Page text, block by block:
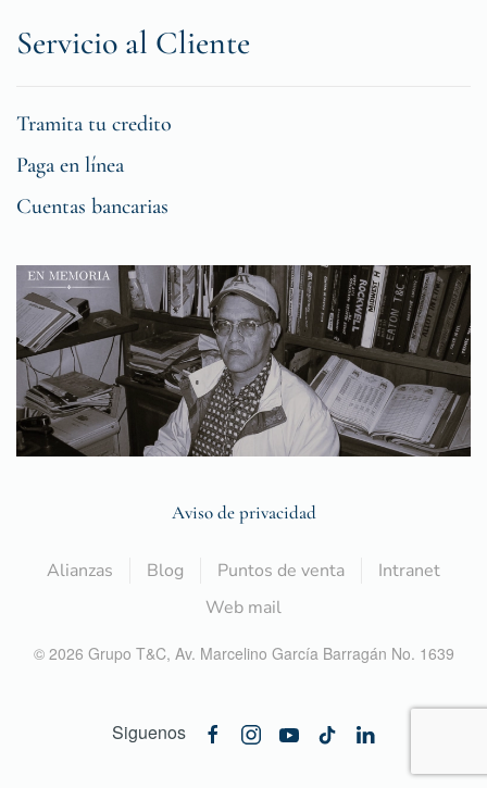
Servicio al Cliente
Tramita tu credito
Paga en línea
Cuentas bancarias
Aviso de privacidad
Alianzas Blog Puntos de venta
Intranet
Web mail
© 2026 Grupo T&C, Av. Marcelino García Barragán No. 1639
Siguenos